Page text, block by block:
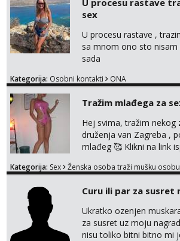
U procesu rastave
sex
U procesu rastave ,
sa mnom ono sto
sada
Kategorija: Osobni kontakti ONA
Tražim mlađega za
Hej svima, tražim nekog
druženja van Zagreba ,
mlađeg 🥰 Klikni na link
Kategorija: Sex Ženska osoba traži mušku osobu
Curu ili par za susret
Ukratko ozenjen
za susret uz moju
nisu toliko bitni bitno mi